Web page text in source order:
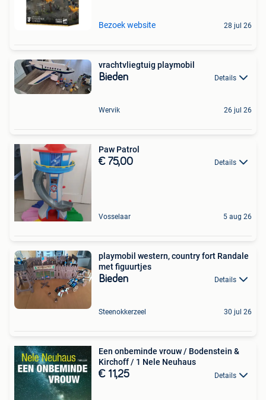
Bezoek website 28 jul 26
vrachtvliegtuig playmobil
Bieden Details
Wervik 26 jul 26
Paw Patrol
€ 75,00 Details
Vosselaar 5 aug 26
playmobil western, country fort Randale
met figuurtjes
Bieden Details
Steenokkerzeel 30 jul 26
Een onbeminde vrouw / Bodenstein &
Kirchoff / 1 Nele Neuhaus
€ 11,25 Details